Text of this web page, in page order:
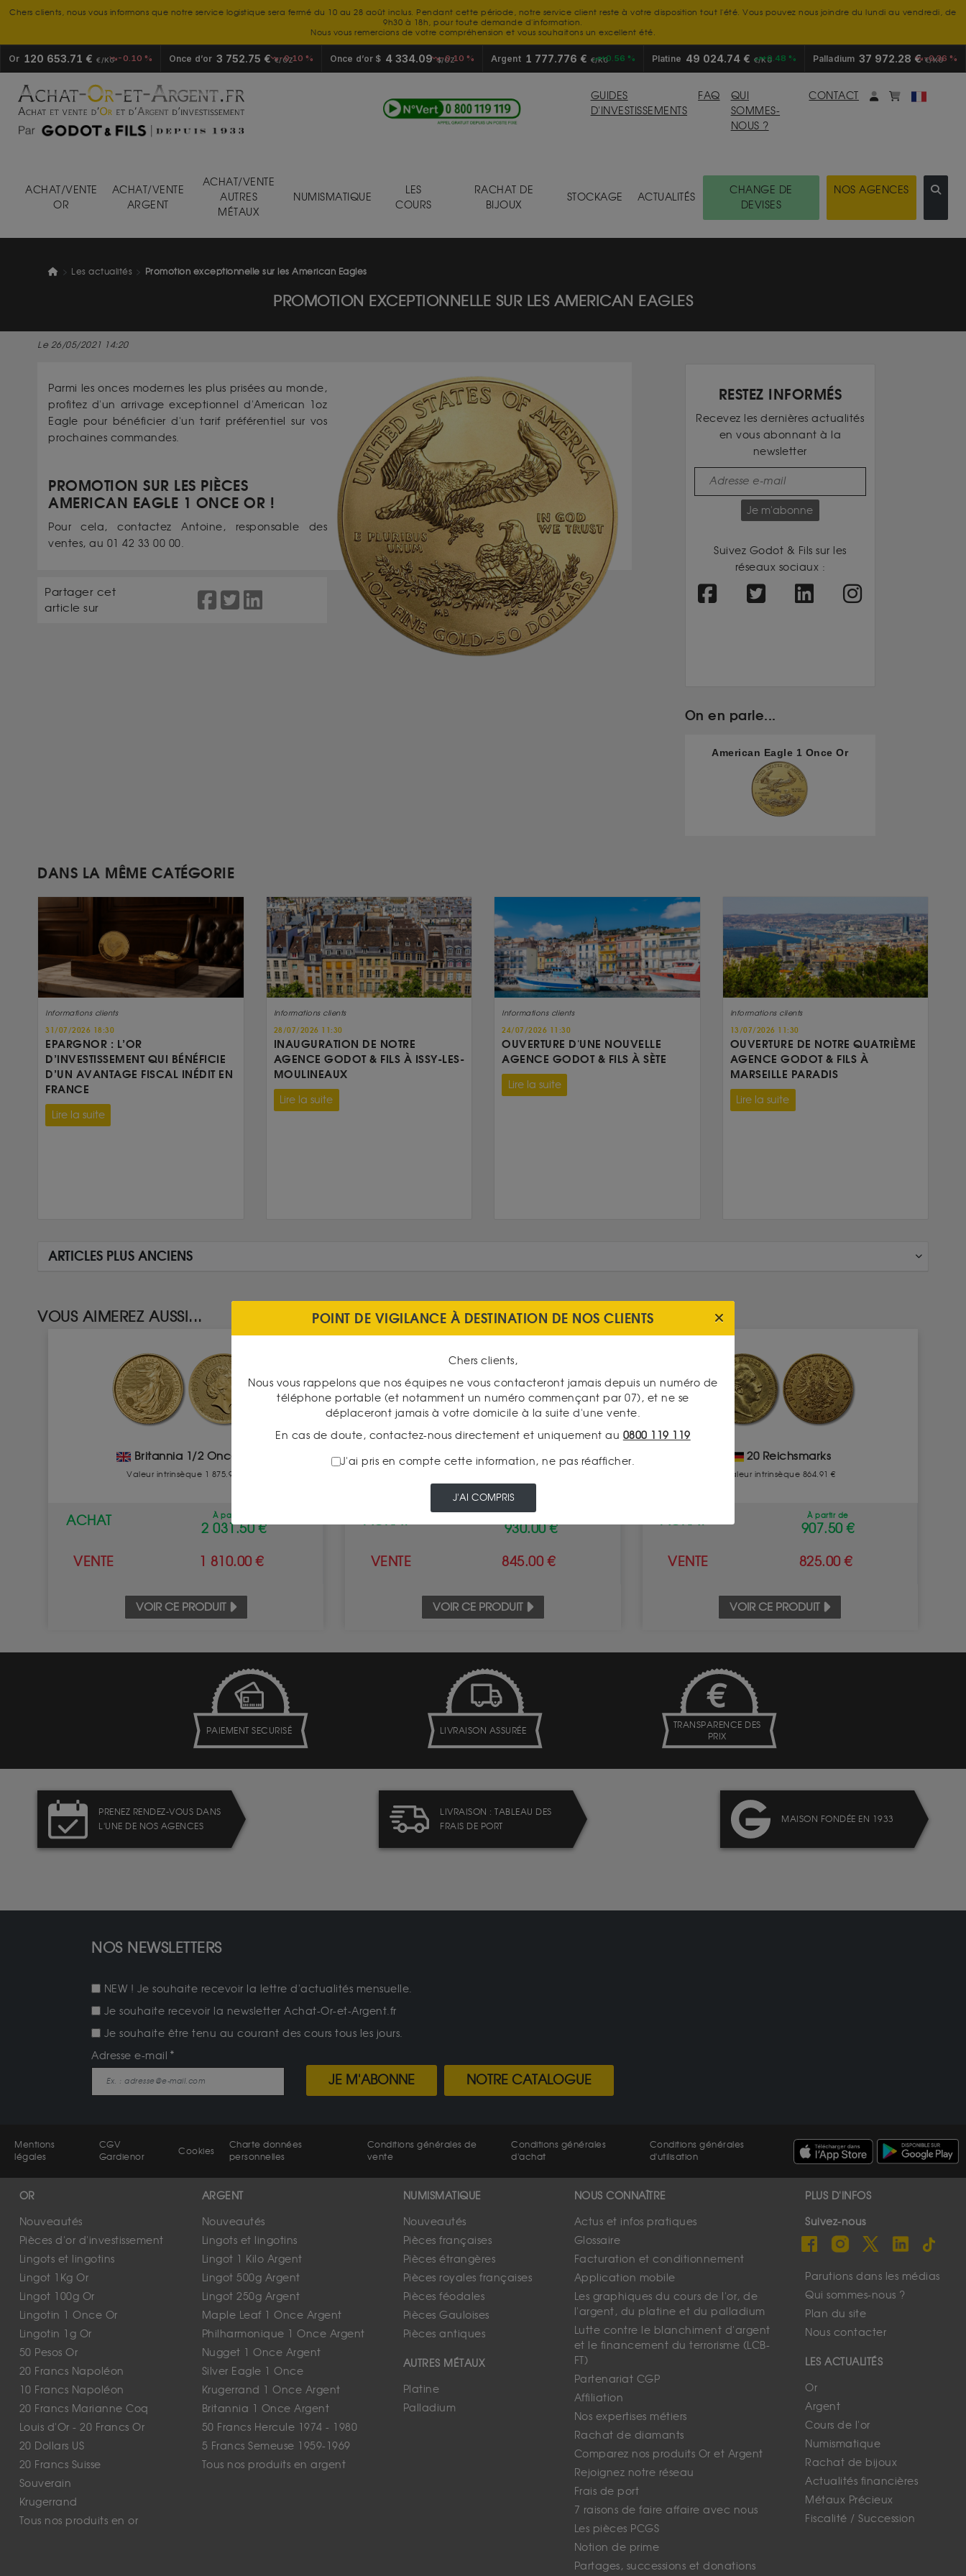
Chers clients, nous vous informons que notre service logistique sera fermé du 10 au 28 août inclus. Pendant cette période, notre service client reste à votre disposition tout l'été. Vous pouvez nous joindre du lundi au vendredi, de
9h30 à 18h, pour toute demande d'information.
Nous vous remercions de votre compréhension et vous souhaitons un excellent été.
Or 120 653.71 € €/KG -0.10 % Once d’or 3 752.75 €€/OZ
-0.10 % Once d’or $ 4 334.09$/OZ
-0.10 % Argent 1 777.776 € €/KG+0.56 % Platine 49 024.74 € €/KG+0.48 % Palladium 37 972.28 € €/KG
-0.36 %
GUIDES
D'INVESTISSEMENTS
FAQ
QUI
SOMMES-
NOUS ?
CONTACT Mon compte
monpanier
ACHAT/VENTE
OR
ACHAT/VENTE
ARGENT
ACHAT/VENTE
AUTRES
MÉTAUX
NUMISMATIQUE
LES
COURS
RACHAT DE
BIJOUX
STOCKAGE ACTUALITÉS
CHANGE DE
DEVISES
NOS AGENCES
Les actualités Promotion exceptionnelle sur les American Eagles
PROMOTION EXCEPTIONNELLE SUR LES AMERICAN EAGLES
Le 26/05/2021 14:20
Parmi les onces modernes les plus prisées au monde,
profitez d'un arrivage exceptionnel d'American 1oz
Eagle pour bénéficier d'un tarif préférentiel sur vos
prochaines commandes.
PROMOTION SUR LES PIÈCES
AMERICAN EAGLE 1 ONCE OR !
Pour cela, contactez Antoine, responsable des
ventes, au 01 42 33 00 00.
Partager cet
article sur
RESTEZ INFORMÉS
Recevez les dernières actualités
en vous abonnant à la
newsletter
Je m'abonne
Suivez Godot & Fils sur les
réseaux sociaux :
On en parle...
American Eagle 1 Once Or
DANS LA MÊME CATÉGORIE
Informations clients
31/07/2026 18:30
EPARGNOR : L’OR
D’INVESTISSEMENT QUI BÉNÉFICIE
D’UN AVANTAGE FISCAL INÉDIT EN
FRANCE
Lire la suite
Informations clients
28/07/2026 11:30
INAUGURATION DE NOTRE
AGENCE GODOT & FILS À ISSY-LES-
MOULINEAUX
Lire la suite
Informations clients
24/07/2026 11:30
OUVERTURE D'UNE NOUVELLE
AGENCE GODOT & FILS À SÈTE
Lire la suite
Informations clients
13/07/2026 11:30
OUVERTURE DE NOTRE QUATRIÈME
AGENCE GODOT & FILS À
MARSEILLE PARADIS
Lire la suite
ARTICLES PLUS ANCIENS
VOUS AIMEREZ AUSSI...
Britannia 1/2 Once Or
Valeur intrinsèque 1 875.98 €
ACHAT À partir de
2 031.50 €
VENTE 1 810.00 €
VOIR CE PRODUIT
Souverain
ACHAT 930.00 €
VENTE 845.00 €
VOIR CE PRODUIT
20 Reichsmarks
Valeur intrinsèque 864.91 €
ACHAT À partir de
907.50 €
VENTE 825.00 €
VOIR CE PRODUIT
PAIEMENT SECURISÉ LIVRAISON ASSURÉE
TRANSPARENCE DES
PRIX
PRENEZ RENDEZ-VOUS DANS
L'UNE DE NOS AGENCES
LIVRAISON : TABLEAU DES
FRAIS DE PORT
MAISON FONDÉE EN 1933
NOS NEWSLETTERS
NEW ! Je souhaite recevoir la lettre d'actualités mensuelle.
Je souhaite recevoir la newsletter Achat-Or-et-Argent.fr
Je souhaite être tenu au courant des cours tous les jours.
Adresse e-mail
JE M'ABONNE NOTRE CATALOGUE
Mentions
légales
CGV
Gardienor
Cookies
Charte données
personnelles
Conditions générales de
vente
Conditions générales
d'achat
Conditions générales
d'utilisation
OR
Nouveautés
Pièces d'or d'investissement
Lingots et lingotins
Lingot 1Kg Or
Lingot 100g Or
Lingotin 1 Once Or
Lingotin 1g Or
50 Pesos Or
20 Francs Napoléon
10 Francs Napoléon
20 Francs Marianne Coq
Louis d'Or - 20 Francs Or
20 Dollars US
20 Francs Suisse
Souverain
Krugerrand
Tous nos produits en or
ARGENT
Nouveautés
Lingots et lingotins
Lingot 1 Kilo Argent
Lingot 500g Argent
Lingot 250g Argent
Maple Leaf 1 Once Argent
Philharmonique 1 Once Argent
Nugget 1 Once Argent
Silver Eagle 1 Once
Krugerrand 1 Once Argent
Britannia 1 Once Argent
50 Francs Hercule 1974 - 1980
5 Francs Semeuse 1959-1969
Tous nos produits en argent
NUMISMATIQUE
Nouveautés
Pièces françaises
Pièces étrangères
Pièces royales françaises
Pièces féodales
Pièces Gauloises
Pièces antiques
AUTRES MÉTAUX
Platine
Palladium
NOUS CONNAÎTRE
Actus et infos pratiques
Glossaire
Facturation et conditionnement
Application mobile
Les graphiques du cours de l'or, de
l'argent, du platine et du palladium
Lutte contre le blanchiment d'argent
et le financement du terrorisme (LCB-
FT)
Partenariat CGP
Affiliation
Nos expertises métiers
Rachat de diamants
Comparez nos produits Or et Argent
Rejoignez notre réseau
Frais de port
7 raisons de faire affaire avec nous
Les pièces PCGS
Notion de prime
Partages, successions et donations
PLUS D'INFOS
Suivez-nous
Parutions dans les médias
Qui sommes-nous ?
Plan du site
Nous contacter
LES ACTUALITÉS
Or
Argent
Cours de l'or
Numismatique
Rachat de bijoux
Actualités financières
Métaux Précieux
Fiscalité / Succession
POINT DE VIGILANCE À DESTINATION DE NOS CLIENTS
Chers clients,
Nous vous rappelons que nos équipes ne vous contacteront jamais depuis un numéro de
téléphone portable (et notamment un numéro commençant par 07), et ne se
déplaceront jamais à votre domicile à la suite d'une vente.
En cas de doute, contactez-nous directement et uniquement au 0800 119 119
J'ai pris en compte cette information, ne pas réafficher.
J'AI COMPRIS